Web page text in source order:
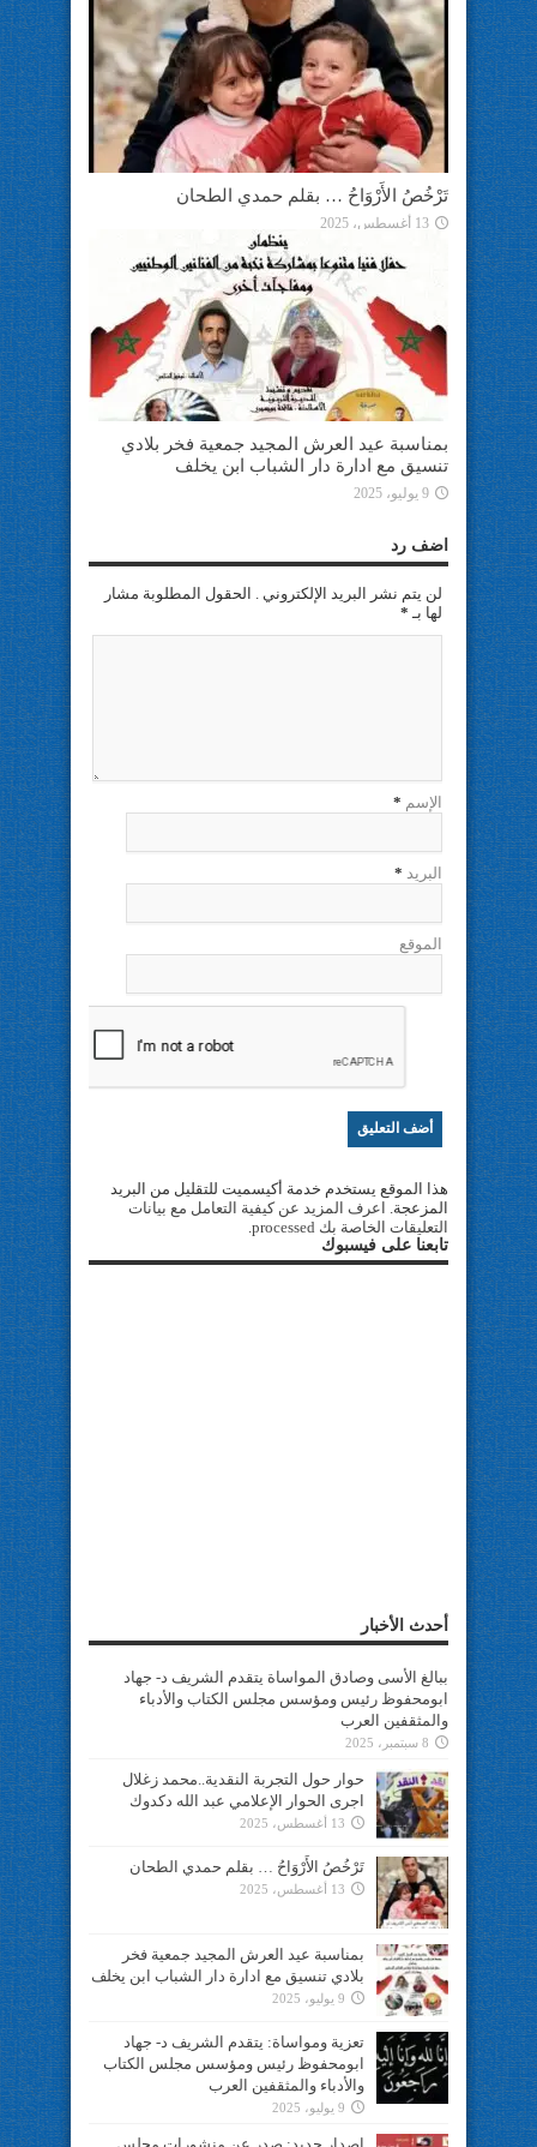
تَرْخُصُ الأَرْوَاحُ … بقلم حمدي الطحان
13 أغسطس، 2025
بمناسبة عيد العرش المجيد جمعية فخر بلادي
تنسيق مع ادارة دار الشباب ابن يخلف
9 يوليو، 2025
اضف رد
لن يتم نشر البريد الإلكتروني . الحقول المطلوبة مشار
لها بـ *
الإسم *
البريد *
الموقع
هذا الموقع يستخدم خدمة أكيسميت للتقليل من البريد
المزعجة. اعرف المزيد عن كيفية التعامل مع بيانات
التعليقات الخاصة بك processed
تابعنا على فيسبوك
أحدث الأخبار
ببالغ الأسى وصادق المواساة يتقدم الشريف د- جهاد
ابومحفوظ رئيس ومؤسس مجلس الكتاب والأدباء
والمثقفين العرب
8 سبتمبر، 2025
حوار حول التجربة النقدية..محمد زغلال
اجرى الحوار الإعلامي عبد الله دكدوك
13 أغسطس، 2025
تَرْخُصُ الأَرْوَاحُ … بقلم حمدي الطحان
13 أغسطس، 2025
بمناسبة عيد العرش المجيد جمعية فخر
بلادي تنسيق مع ادارة دار الشباب ابن يخلف
9 يوليو، 2025
تعزية ومواساة: يتقدم الشريف د- جهاد
ابومحفوظ رئيس ومؤسس مجلس الكتاب
والأدباء والمثقفين العرب
9 يوليو، 2025